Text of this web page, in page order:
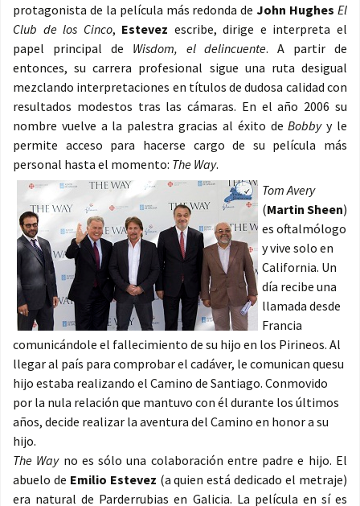
protagonista de la película más redonda deJohn Hughes El
Club de los Cinco, Estevez escribe, dirige e interpreta el
papel principal de Wisdom, el delincuente. A partir de
entonces, su carrera profesional sigue una ruta desigual
mezclando interpretaciones en títulos de dudosa calidad con
resultados modestos tras las cámaras. En el año 2006 su
nombre vuelve a la palestra gracias al éxito deBobbyy le
permite acceso para hacerse cargo de su película más
personal hasta el momento: The Way.
Tom Avery
(Martin Sheen)
es oftalmólogo
y vive solo en
California. Un
día recibe una
llamada desde
Francia
comunicándole el fallecimiento de su hijo en los Pirineos. Al
llegar al país para comprobar el cadáver, le comunican quesu
hijo estaba realizando el Camino de Santiago. Conmovido
por la nula relación que mantuvo con él durante los últimos
años, decide realizar la aventura del Camino en honor a su
hijo.
The Wayno es sólo una colaboración entre padre e hijo. El
abuelo de Emilio Estevez (a quien está dedicado el metraje)
era natural de Parderrubias en Galicia. La película en sí es